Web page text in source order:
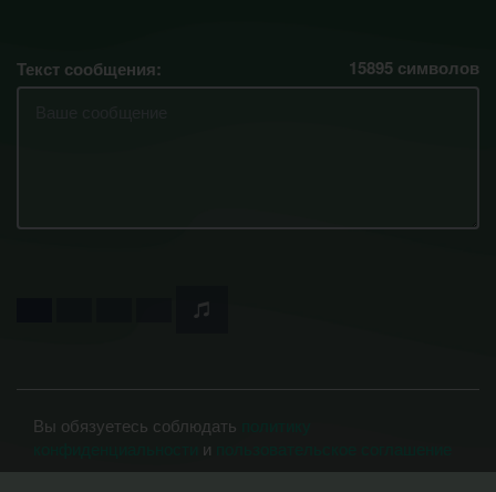
Текст сообщения: 15895 символов
Вы обязуетесь соблюдать
и